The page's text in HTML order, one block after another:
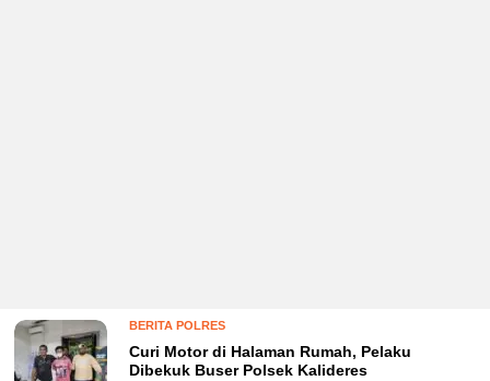
BERITA POLRES
Curi Motor di Halaman Rumah, Pelaku
Dibekuk Buser Polsek Kalideres